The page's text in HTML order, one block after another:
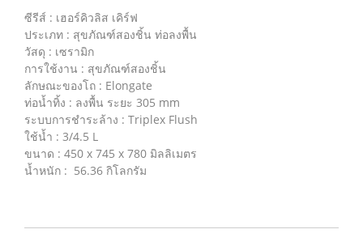
ซีรีส์ : เฮอร์คิวลิส เคิร์ฟ
ประเภท : สุขภัณฑ์สองชิ้น ท่อลงพื้น
วัสดุ : เซรามิก
การใช้งาน : สุขภัณฑ์สองชิ้น
ลักษณะของโถ : Elongate
ท่อน้ำทิ้ง : ลงพื้น ระยะ 305 mm
ระบบการชำระล้าง : Triplex Flush
ใช้น้ำ : 3/4.5 L
ขนาด : 450 x 745 x 780 มิลลิเมตร
น้ำหนัก : 56.36 กิโลกรัม